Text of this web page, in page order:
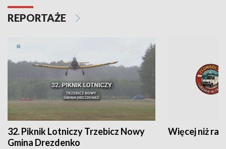
REPORTAŻE
32. Piknik Lotniczy Trzebicz Nowy
Gmina Drezdenko
Więcej niż rajd